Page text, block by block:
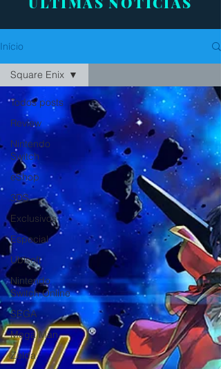
Início
Todos posts
Review
Nintendo
Switch
eShop
3DS
Exclusivos
Especial
Ubisoft
Nintendo
Switch Online
SEGA
Mega Man
Zelda
Square Enix